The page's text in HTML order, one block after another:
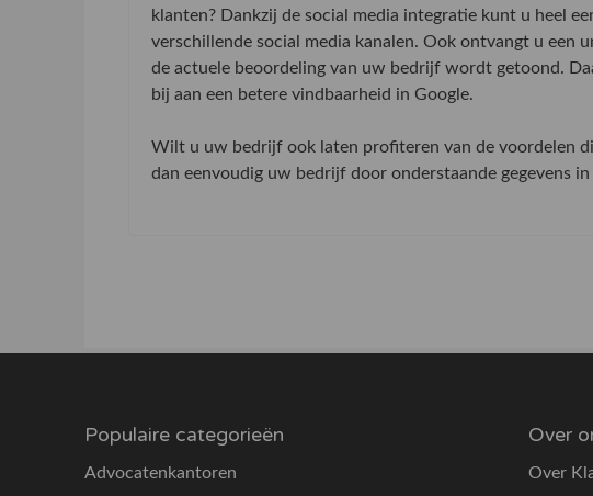
klanten? Dankzij de social media integratie kunt u heel
verschillende social media kanalen. Ook ontvangt u een
de actuele beoordeling van uw bedrijf wordt getoond.
bij aan een betere vindbaarheid in Google.
Wilt u uw bedrijf ook laten profiteren van de voordelen
dan eenvoudig uw bedrijf door onderstaande gegevens
Populaire categorieën
Advocatenkantoren
Over
Over